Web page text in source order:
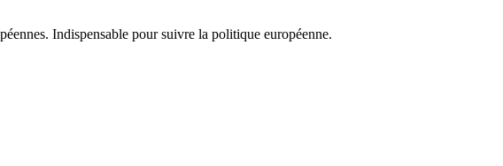
Indispensable pour suivre la politique européenne.